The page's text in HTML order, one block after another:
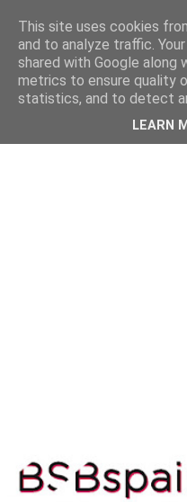
This site uses cookies
and to analyze traffic.
shared with Google along
metrics to ensure quality
statistics, and to detect
LEARN